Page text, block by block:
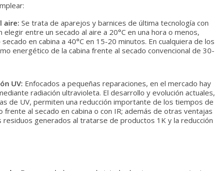
aire: Se trata de aparejos y barnices de última tecnología con
entre un secado al aire a 20°C en una hora o menos,
en cabina a 40°C en 15-20 minutos. En cualquiera de los
energético de la cabina frente al secado convencional de 30-
UV: Enfocados a pequeñas reparaciones, en el mercado hay
radiación ultravioleta. El desarrollo y evolución actuales,
de UV, permiten una reducción importante de los tiempos de
al secado en cabina o con IR; además de otras ventajas
generados al tratarse de productos 1K y la reducción